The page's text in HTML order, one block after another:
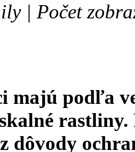
| Počet
majú podľa
dôvody